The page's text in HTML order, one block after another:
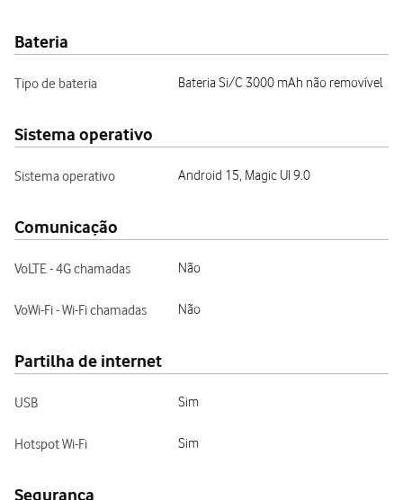
Bateria
Tipo de bateria Bateria Si/C 3000 mAh não removível
Sistema operativo
Sistema operativo Android 15, Magic UI 9.0
Comunicação
VoLTE - 4G chamadas Não
VoWi-Fi - Wi-Fi chamadas Não
Partilha de internet
USB Sim
Hotspot Wi-Fi Sim
Segurança